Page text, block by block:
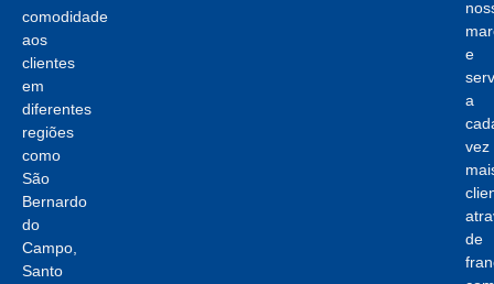
comodidade
aos
clientes
em
diferentes
regiões
como
São
Bernardo
do
Campo,
Santo
e
a
vez
de